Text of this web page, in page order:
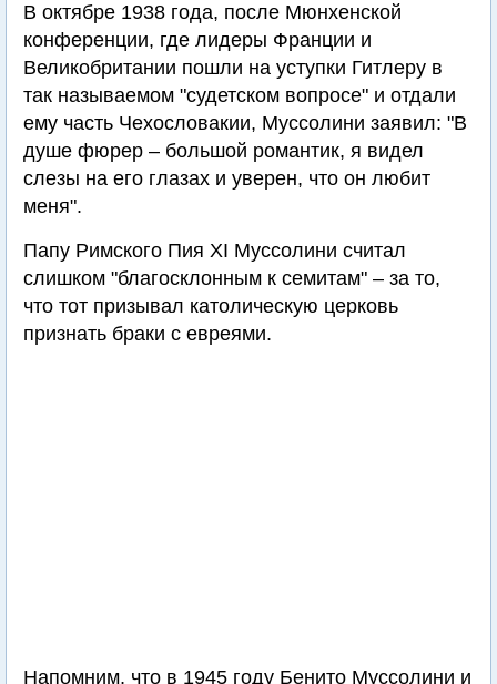
В октябре 1938 года, после Мюнхенской
конференции, где лидеры Франции и
Великобритании пошли на уступки Гитлеру в
так называемом "судетском вопросе" и отдали
ему часть Чехословакии, Муссолини заявил: "В
душе фюрер – большой романтик, я видел
слезы на его глазах и уверен, что он любит
меня".
Папу Римского Пия XI Муссолини считал
слишком "благосклонным к семитам" – за то,
что тот призывал католическую церковь
признать браки с евреями.
Напомним, что в 1945 году Бенито Муссолини и